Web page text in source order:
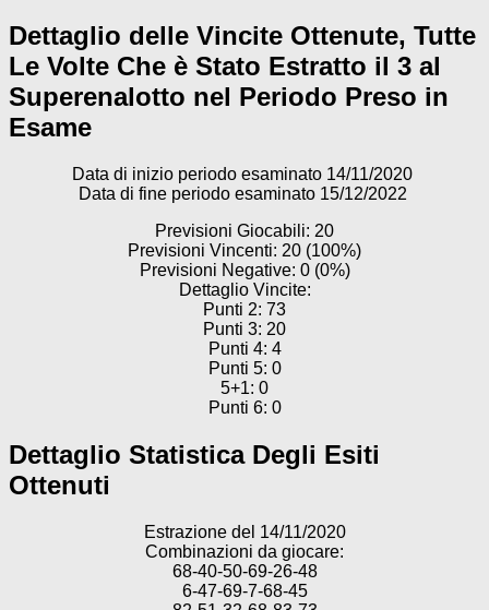
Dettaglio delle Vincite Ottenute, Tutte
Le Volte Che è Stato Estratto il 3 al
Superenalotto nel Periodo Preso in
Esame
Data di inizio periodo esaminato 14/11/2020
Data di fine periodo esaminato 15/12/2022
Previsioni Giocabili: 20
Previsioni Vincenti: 20 (100%)
Previsioni Negative: 0 (0%)
Dettaglio Vincite:
Punti 2: 73
Punti 3: 20
Punti 4: 4
Punti 5: 0
5+1: 0
Punti 6: 0
Dettaglio Statistica Degli Esiti
Ottenuti
Estrazione del 14/11/2020
Combinazioni da giocare:
68-40-50-69-26-48
6-47-69-7-68-45